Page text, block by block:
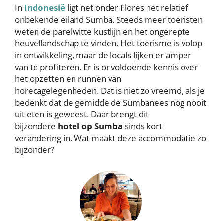
In Indonesië ligt net onder Flores het relatief
onbekende eiland Sumba. Steeds meer toeristen
weten de parelwitte kustlijn en het ongerepte
heuvellandschap te vinden. Het toerisme is volop
in ontwikkeling, maar de locals lijken er amper
van te profiteren. Er is onvoldoende kennis over
het opzetten en runnen van
horecagelegenheden. Dat is niet zo vreemd, als je
bedenkt dat de gemiddelde Sumbanees nog nooit
uit eten is geweest. Daar brengt dit
bijzondere hotel op Sumba sinds kort
verandering in. Wat maakt deze accommodatie zo
bijzonder?